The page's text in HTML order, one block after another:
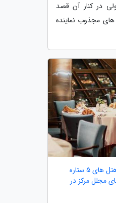
در کنار آن قصد
های مجذوب نماینده
افطار در برج میلاد و هتل های 5 ستاره
مجلل مرکز در